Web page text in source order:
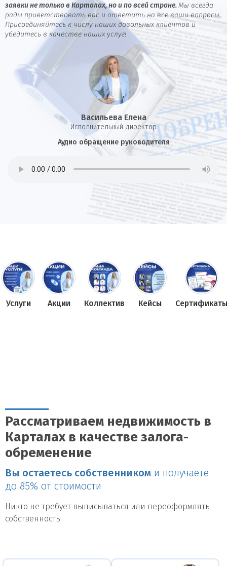
заявки не только в Карталах, но и по всей стране. Мы всегда
рады приветствовать вас и ответить на все ваши вопросы.
Присоединяйтесь к числу наших довольных клиентов и
убедитесь в качестве наших услуг!
Васильева Елена
И сполнительный директор
Аудио обращение руководителя
Услуги Акции Коллектив Кейсы Сертификаты
Рассматриваем недвижимость в
Карталах в качестве залога-
обременение
Вы остаетесь собственником и получаете
до 85% от стоимости
Никто не требует выписываться или переоформлять
собственность